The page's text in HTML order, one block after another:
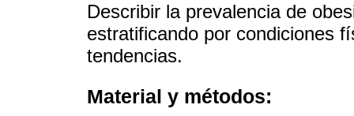
Describir la prevalencia de
estratificando por condiciones
tendencias.
Material y métodos: